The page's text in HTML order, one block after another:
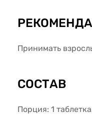
Принимать
СОСТАВ
Порция: 1